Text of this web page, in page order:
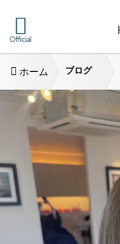
Official
ホーム ブログ